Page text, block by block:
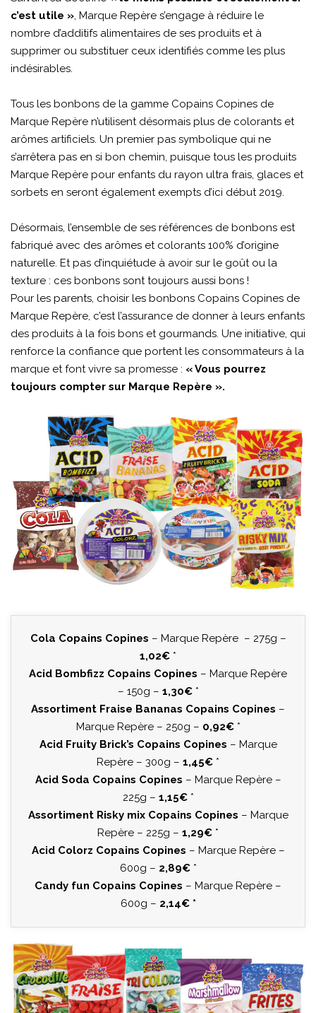
c’est utile », Marque Repère s’engage à réduire le
nombre d’additifs alimentaires de ses produits et à
supprimer ou substituer ceux identifiés comme les plus
indésirables.
Tous les bonbons de la gamme Copains Copines de
Marque Repère n’utilisent désormais plus de colorants et
arômes artificiels. Un premier pas symbolique qui ne
s’arrêtera pas en si bon chemin, puisque tous les produits
Marque Repère pour enfants du rayon ultra frais, glaces et
sorbets en seront également exempts d’ici début 2019.
Désormais, l’ensemble de ses références de bonbons est
fabriqué avec des arômes et colorants 100% d’origine
naturelle. Et pas d’inquiétude à avoir sur le goût ou la
texture : ces bonbons sont toujours aussi bons !
Pour les parents, choisir les bonbons Copains Copines de
Marque Repère, c’est l’assurance de donner à leurs enfants
des produits à la fois bons et gourmands. Une initiative, qui
renforce la confiance que portent les consommateurs à la
marque et font vivre sa promesse : « Vous pourrez
toujours compter sur Marque Repère ».
Cola Copains Copines – Marque Repère – 275g –
1,02€ *
Acid Bombfizz Copains Copines – Marque Repère
– 150g – 1,30€*
Assortiment Fraise Bananas Copains Copines –
Marque Repère – 250g – 0,92€*
Acid Fruity Brick’s Copains Copines – Marque
Repère – 300g – 1,45€ *
Acid Soda Copains Copines – Marque Repère –
225g – 1,15€*
Assortiment Risky mix Copains Copines – Marque
Repère – 225g – 1,29€ *
Acid Colorz Copains Copines – Marque Repère –
600g – 2,89€ *
Candy fun Copains Copines – Marque Repère –
600g – 2,14€ *